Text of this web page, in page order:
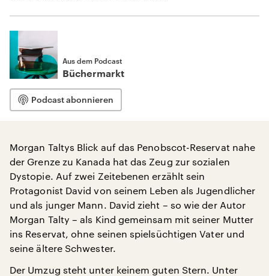
Aus dem Podcast
Büchermarkt
Podcast abonnieren
Morgan Taltys Blick auf das Penobscot-Reservat nahe
der Grenze zu Kanada hat das Zeug zur sozialen
Dystopie. Auf zwei Zeitebenen erzählt sein
Protagonist David von seinem Leben als Jugendlicher
und als junger Mann. David zieht – so wie der Autor
Morgan Talty – als Kind gemeinsam mit seiner Mutter
ins Reservat, ohne seinen spielsüchtigen Vater und
seine ältere Schwester.
Der Umzug steht unter keinem guten Stern. Unter